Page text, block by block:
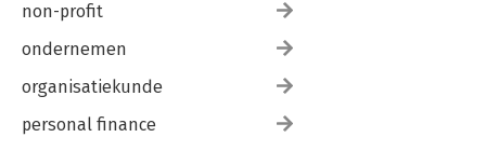
non-profit
ondernemen
organisatiekunde
personal finance